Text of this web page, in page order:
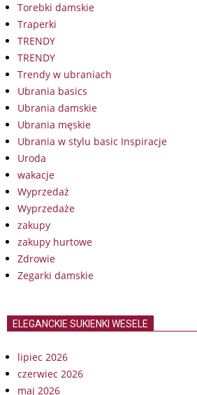
Torebki damskie
Traperki
TRENDY
TRENDY
Trendy w ubraniach
Ubrania basics
Ubrania damskie
Ubrania męskie
Ubrania w stylu basic Inspiracje
Uroda
wakacje
Wyprzedaż
Wyprzedaże
zakupy
zakupy hurtowe
Zdrowie
Zegarki damskie
ELEGANCKIE SUKIENKI WESELE
lipiec 2026
czerwiec 2026
maj 2026